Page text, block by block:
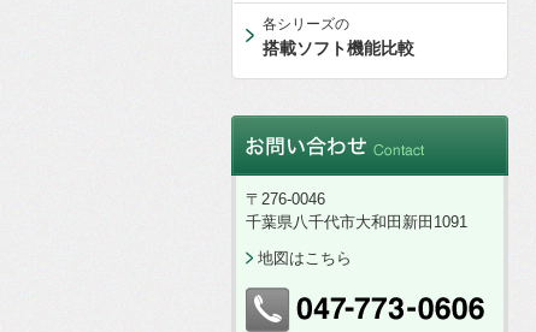
各シリーズの
搭載ソフト機能比較
〒276-0046
千葉県八千代市大和田新田1091
地図はこちら